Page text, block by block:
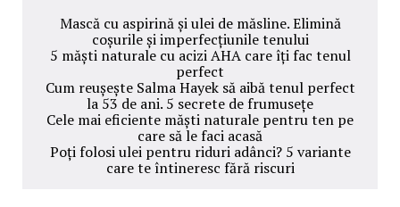
Mască cu aspirină și ulei de măsline. Elimină
coșurile și imperfecțiunile tenului
5 măști naturale cu acizi AHA care îți fac tenul
perfect
Cum reușește Salma Hayek să aibă tenul perfect
la 53 de ani. 5 secrete de frumusețe
Cele mai eficiente măști naturale pentru ten pe
care să le faci acasă
Poți folosi ulei pentru riduri adânci? 5 variante
care te întineresc fără riscuri